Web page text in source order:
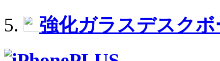
強化ガラスデスク